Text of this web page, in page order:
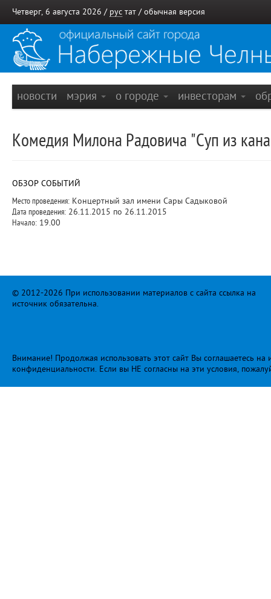
Четверг, 6 августа 2026 / рус тат / обычная версия
новости мэрия о городе инвесторам
Комедия Милона Радовича "Суп из
ОБЗОР СОБЫТИЙ
Место проведения: Концертный зал имени Сары Садыковой
Дата проведения: 26.11.2015 по 26.11.2015
Начало: 19.00
© 2012-2026 При использовании материалов с сайта ссылка на
источник обязательна.
Внимание! Продолжая использовать этот сайт Вы соглашаетесь
конфиденциальности. Если вы НЕ согласны на эти условия,